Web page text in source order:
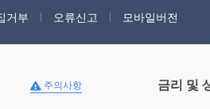
거부 오류신고 모바일버전
주의사항 금리 및